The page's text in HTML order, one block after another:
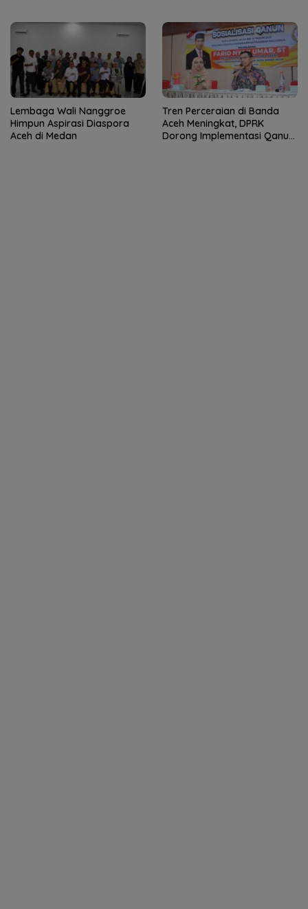
Lembaga Wali Nanggroe
Himpun Aspirasi Diaspora
Aceh di Medan
Tren Perceraian di Banda
Aceh Meningkat, DPRK
Dorong Implementasi Qanun